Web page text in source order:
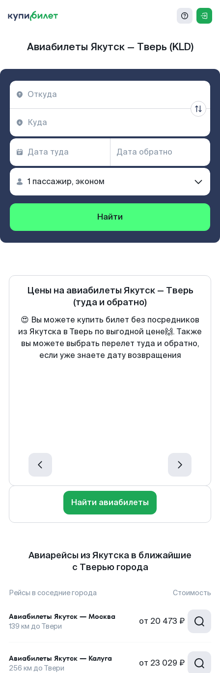
Авиабилеты Якутск — Тверь (KLD)
Найти
Цены на авиабилеты Якутск— Тверь
(туда и обратно)
😍 Вы можете купить билет без посредников
из Якутска в Тверь по выгодной цене🙌. Также
вы можете выбрать перелет туда и обратно,
если уже знаете дату возвращения
Найти авиабилеты
Авиарейсы из Якутска в ближайшие
с Тверью города
Рейсы в соседние города Стоимость
Авиабилеты Якутск — Москва
139 км до Твери от 20 473 ₽
Авиабилеты Якутск — Калуга
256 км до Твери от 23 029 ₽